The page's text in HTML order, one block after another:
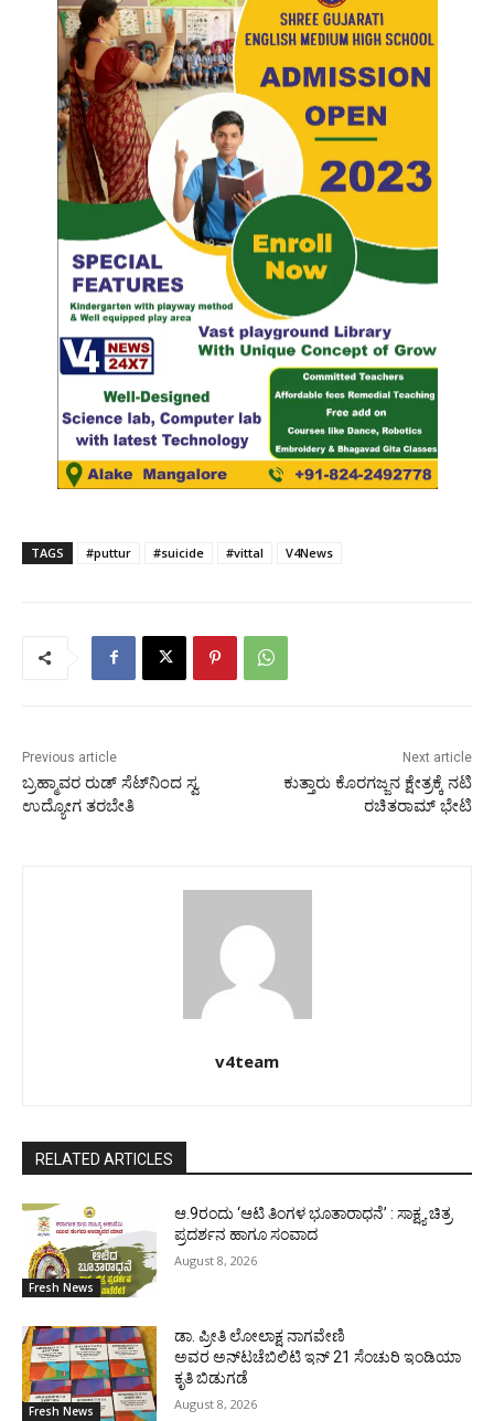
TAGS #puttur #suicide #vittal V4News
Previous article
ಬ್ರಹ್ಮಾವರ ರುಡ್ ಸೆಟ್‍ನಿಂದ ಸ್ವ
ಉದ್ಯೋಗ ತರಬೇತಿ
Next article
ಕುತ್ತಾರು ಕೊರಗಜ್ಜನ ಕ್ಷೇತ್ರಕ್ಕೆ ನಟಿ
ರಚಿತರಾಮ್ ಭೇಟಿ
v4team
RELATED ARTICLES
Fresh News
ಆ.9ರಂದು ‘ಆಟಿ ತಿಂಗಳ ಭೂತಾರಾಧನೆ’ : ಸಾಕ್ಷ್ಯ ಚಿತ್ರ
ಪ್ರದರ್ಶನ ಹಾಗೂ ಸಂವಾದ
August 8, 2026
Fresh News
ಡಾ. ಪ್ರೀತಿ ಲೋಲಾಕ್ಷ ನಾಗವೇಣಿ
ಅವರ ಅನ್‌ಟಚೆಬಿಲಿಟಿ ಇನ್ 21 ಸೆಂಚುರಿ ಇಂಡಿಯಾ
ಕೃತಿ ಬಿಡುಗಡೆ
August 8, 2026